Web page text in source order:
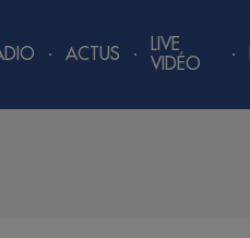
ACTUS
LIVE
VIDÉO